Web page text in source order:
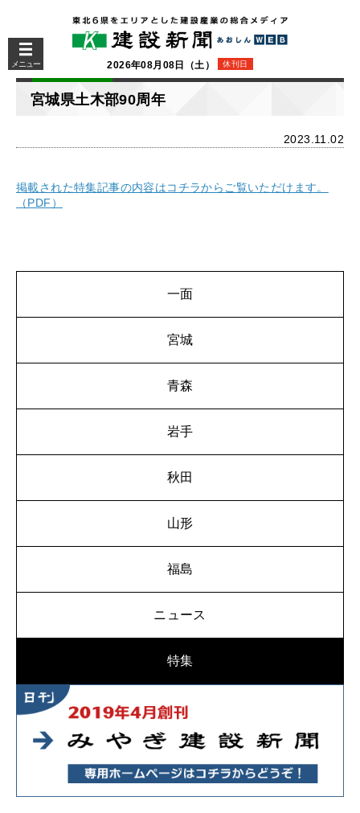
メニュー 2026年08月08日（土） 休刊日
宮城県土木部90周年
2023.11.02
掲載された特集記事の内容はコチラからご覧いただけます。
（PDF）
一面
宮城
青森
岩手
秋田
山形
福島
ニュース
特集